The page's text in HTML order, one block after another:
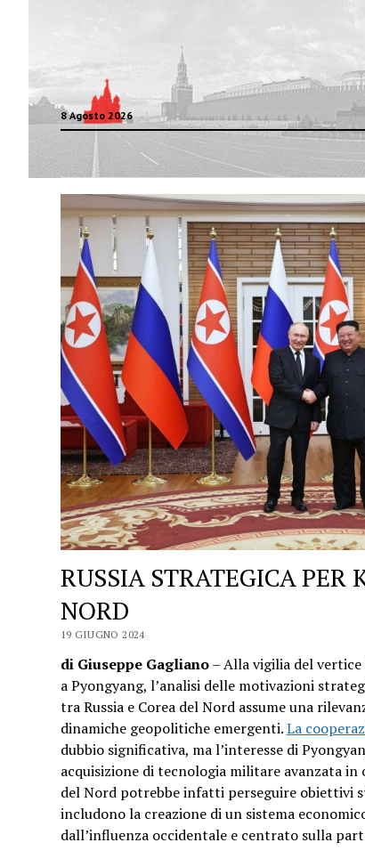
8 Agosto 2026
RUSSIA STRATEGICA PER
NORD
19 GIUGNO 2024
di Giuseppe Gagliano– Alla vigilia del
a Pyongyang, l’analisi delle motivazioni
tra Russia e Corea del Nord assume una
dinamiche geopolitiche emergenti.La
dubbio significativa, ma l’interesse di
acquisizione di tecnologia militare avanzata in
del Nord potrebbe infatti perseguire obiettivi
includono la creazione di un sistema
dall’influenza occidentale e centrato sulla